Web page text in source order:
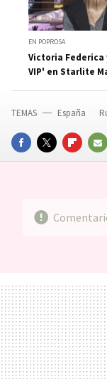
EN POPROSA
Victoria
VIP' en Starlite
FACEBOOKTWITTERFLIPBOARD
E-
TEMAS España